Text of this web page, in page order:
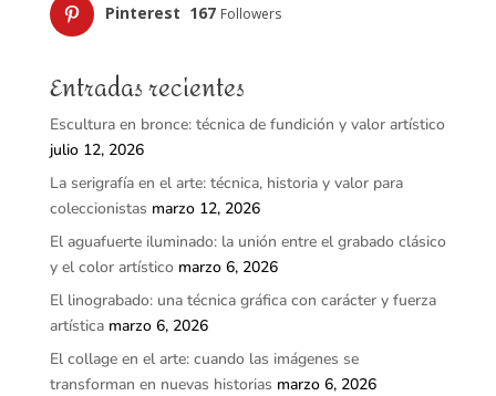
Pinterest 167 Followers
Entradas recientes
Escultura en bronce: técnica de fundición y valor artístico
julio 12, 2026
La serigrafía en el arte: técnica, historia y valor para
coleccionistas marzo 12, 2026
El aguafuerte iluminado: la unión entre el grabado clásico
y el color artístico marzo 6, 2026
El linograbado: una técnica gráfica con carácter y fuerza
artística marzo 6, 2026
El collage en el arte: cuando las imágenes se
transforman en nuevas historias marzo 6, 2026